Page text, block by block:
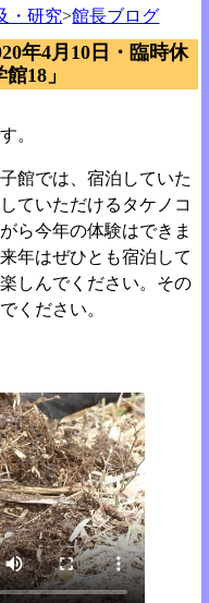
・研究>館長ブログ
年4月10日・臨時休
18」
。
館では、宿泊していた
ていただけるタケノコ
ら今年の体験はできま
年はぜひとも宿泊して
しんでください。その
ください。